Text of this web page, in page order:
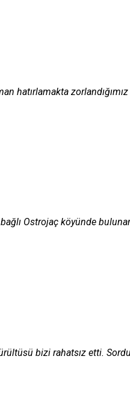
hatırlamakta
Ostrojaç köyünde
bizi rahatsız etti.